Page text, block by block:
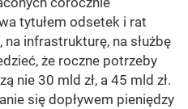
tytułem odsetek i rat
infrastrukturę, na służbę
że roczne potrzeby
nie 30 mld zł, a 45 mld zł.
się dopływem pieniędzy